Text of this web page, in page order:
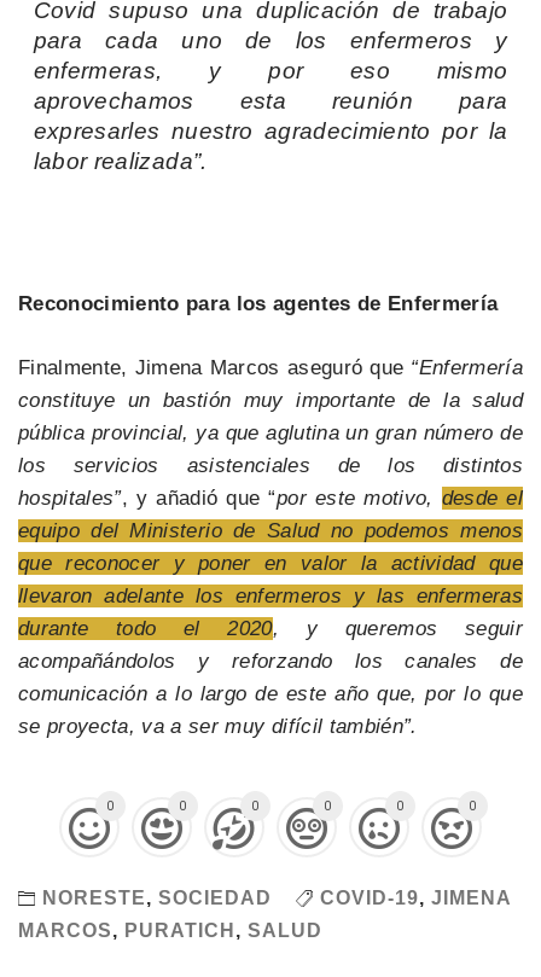
Covid supuso una duplicación de trabajo
para cada uno de los enfermeros y
enfermeras, y por eso mismo
aprovechamos esta reunión para
expresarles nuestro agradecimiento por la
labor realizada”.
Reconocimiento para los agentes de Enfermería
Finalmente, Jimena Marcos aseguró que “Enfermería
constituye un bastión muy importante de la salud
pública provincial, ya que aglutina un gran número de
los servicios asistenciales de los distintos
hospitales”, y añadió que “por este motivo, desde el
equipo del Ministerio de Salud no podemos menos
que reconocer y poner en valor la actividad que
llevaron adelante los enfermeros y las enfermeras
durante todo el 2020, y queremos seguir
acompañándolos y reforzando los canales de
comunicación a lo largo de este año que, por lo que
se proyecta, va a ser muy difícil también”.
0 0 0 0 0 0
NORESTE, SOCIEDAD COVID-19, JIMENA
MARCOS, PURATICH , SALUD